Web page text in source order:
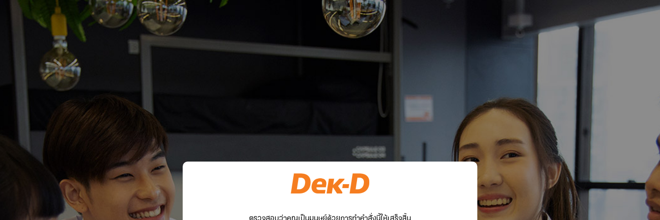
ตรวจสอบว่าคุณเป็นมนุษย์ด้วยการทำคำสั่งนี้ให้เสร็จสิ้น